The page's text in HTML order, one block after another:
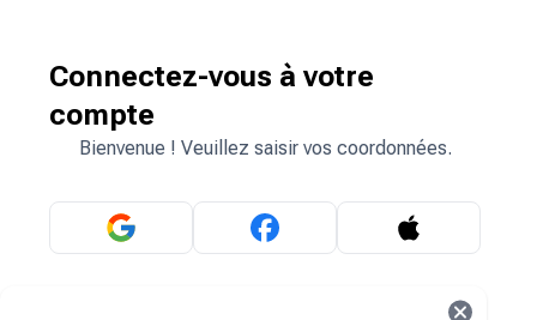
Connectez-vous à votre
compte
Bienvenue ! Veuillez saisir vos coordonnées.